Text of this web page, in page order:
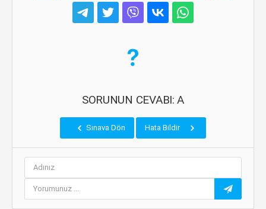
SORUNUN CEVABI: A
Sınava Dön Hata Bildir